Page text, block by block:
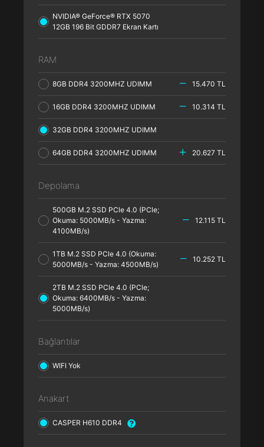
NVIDIA® GeForce® RTX 5070
12GB 196 Bit GDDR7 Ekran Kartı
RAM
8GB DDR4 3200MHZ UDIMM 15.470 TL
16GB DDR4 3200MHZ UDIMM 10.314 TL
32GB DDR4 3200MHZ UDIMM
64GB DDR4 3200MHZ UDIMM 20.627 TL
Depolama
500GB M.2 SSD PCle 4.0 (PCle;
Okuma: 5000MB/s - Yazma:
4100MB/s)
12.115 TL
1TB M.2 SSD PCle 4.0 (Okuma:
5000MB/s - Yazma: 4500MB/s)
10.252 TL
2TB M.2 SSD PCle 4.0 (PCle;
Okuma: 6400MB/s - Yazma:
5000MB/s)
Bağlantılar
WIFI Yok
Anakart
CASPER H610 DDR4